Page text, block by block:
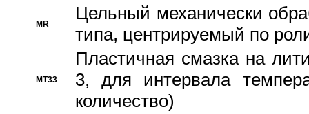
MR
Цельный механически
типа, центрируемый по
MT33
Пластичная смазка на
3, для интервала
количество)